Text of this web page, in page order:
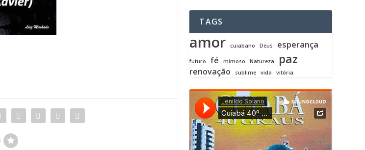
TAGS
amor cuiabano Deus esperança
futuro fé mimoso Natureza paz
renovação sublime vida vitória